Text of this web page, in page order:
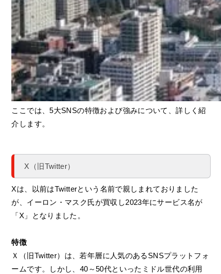
ここでは、5大SNSの特徴および強みについて、詳しく紹
介します。
X（旧Twitter）
Xは、以前はTwitterという名前で親しまれておりました
が、イーロン・マスク氏が買収し2023年にサービス名が
「X」となりました。
特徴
Ｘ（旧Twitter）は、若年層に人気のあるSNSプラットフォ
ームです。しかし、40～50代といったミドル世代の利用